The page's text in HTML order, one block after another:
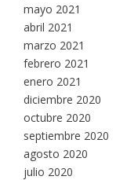
mayo 2021
abril 2021
marzo 2021
febrero 2021
enero 2021
diciembre 2020
octubre 2020
septiembre 2020
agosto 2020
julio 2020